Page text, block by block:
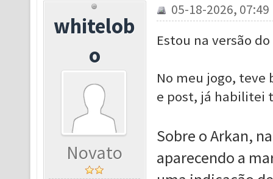
whitelob
o
Novato
05-18-2026, 07:49
Estou na versão
No meu jogo, teve
e post, já habilitei
Sobre o Arkan,
aparecendo a